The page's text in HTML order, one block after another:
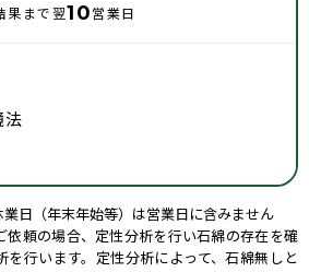
翌10営業日
法
日（年末年始等）は営業日に含みません
依頼の場合、定性分析を行い石綿の存在を確
を行います。定性分析によって、石綿無しと